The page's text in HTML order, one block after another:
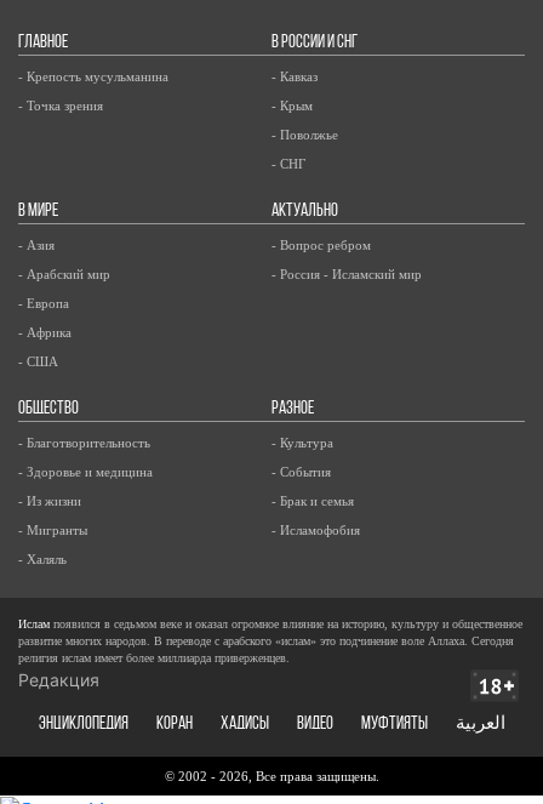
ГЛАВНОЕ
- Крепость мусульманина
- Точка зрения
В РОССИИ И СНГ
- Кавказ
- Крым
- Поволжье
- СНГ
В МИРЕ
- Азия
- Арабский мир
- Европа
- Африка
- США
АКТУАЛЬНО
- Вопрос ребром
- Россия - Исламский мир
ОБЩЕСТВО
- Благотворительность
- Здоровье и медицина
- Из жизни
- Мигранты
- Халяль
РАЗНОЕ
- Культура
- События
- Брак и семья
- Исламофобия
Ислам появился в седьмом веке и оказал огромное влияние на историю, культуру и общественное
развитие многих народов. В переводе с арабского «ислам» это подчинение воле Аллаха. Сегодня
религия ислам имеет более миллиарда приверженцев.
Редакция
ЭНЦИКЛОПЕДИЯ КОРАН ХАДИСЫ ВИДЕО Муфтияты العربية
© 2002 - 2026, Все права защищены.